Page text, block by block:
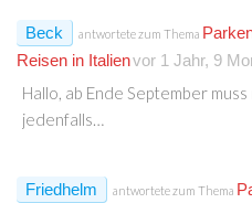
Beck antwortete zum Thema
Reisen in Italienvor 1 Jahr, 9
Hallo, ab Ende September
jedenfalls…
Friedhelm antwortete zum Thema